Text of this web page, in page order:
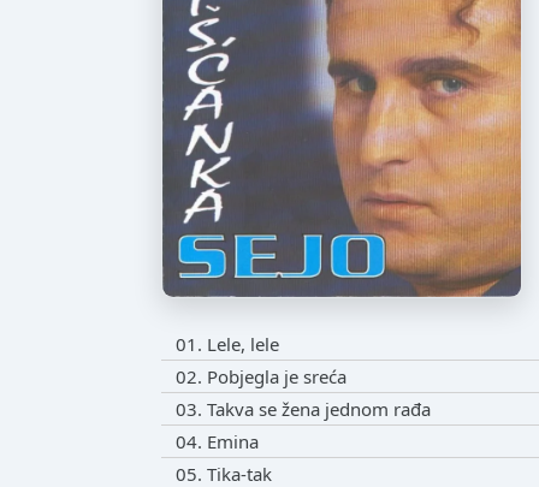
01. Lele, lele
02. Pobjegla je sreća
03. Takva se žena jednom rađa
04. Emina
05. Tika-tak